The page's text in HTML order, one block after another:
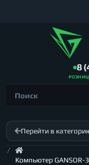
8
Перейти в
Компьютер GANSOR-